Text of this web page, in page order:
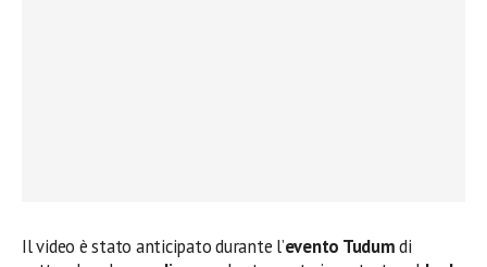
Il video è stato anticipato durante l’evento Tudumdi